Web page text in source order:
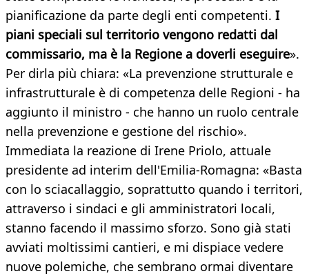
pianificazione da parte degli enti competenti. I
piani speciali sul territorio vengono redatti dal
commissario, ma è la Regione a doverli eseguire».
Per dirla più chiara: «La prevenzione strutturale e
infrastrutturale è di competenza delle Regioni - ha
aggiunto il ministro - che hanno un ruolo centrale
nella prevenzione e gestione del rischio».
Immediata la reazione di Irene Priolo, attuale
presidente ad interim dell'Emilia-Romagna: «Basta
con lo sciacallaggio, soprattutto quando i territori,
attraverso i sindaci e gli amministratori locali,
stanno facendo il massimo sforzo. Sono già stati
avviati moltissimi cantieri, e mi dispiace vedere
nuove polemiche, che sembrano ormai diventare